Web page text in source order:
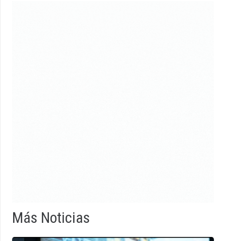
Más Noticias